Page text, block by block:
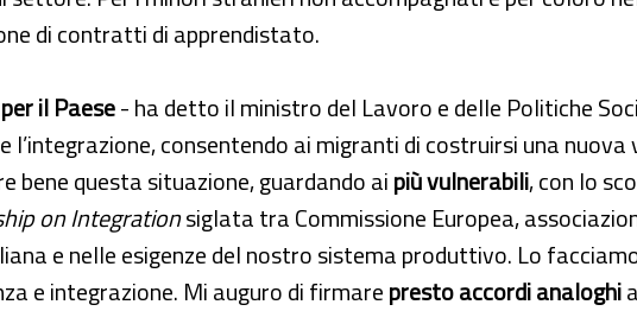
di contratti di apprendistato.
il Paese- ha detto il ministro del Lavoro e delle Politiche
consentendo ai migranti di costruirsi una
bene questa situazione, guardando aipiù vulnerabili, con lo
on Integrationsiglata tra Commissione Europea,
e nelle esigenze del nostro sistema produttivo. Lo
e integrazione. Mi auguro di firmarepresto accordi analoghi